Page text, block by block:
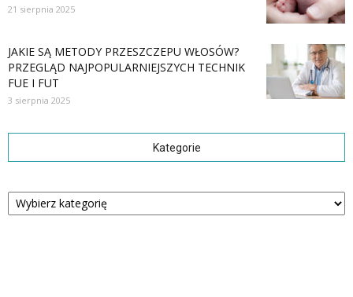
21 sierpnia 2025
JAKIE SĄ METODY PRZESZCZEPU WŁOSÓW?
PRZEGLĄD NAJPOPULARNIEJSZYCH TECHNIK
FUE I FUT
3 sierpnia 2025
Kategorie
Kategorie